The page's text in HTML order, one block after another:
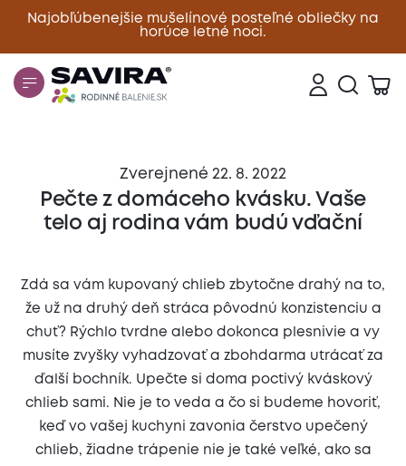
Najobľúbenejšie mušelínové posteľné obliečky na
horúce letné noci.
Zavrieť
Zverejnené 22. 8. 2022
Pečte z domáceho kvásku. Vaše
telo aj rodina vám budú vďační
Zdá sa vám kupovaný chlieb zbytočne drahý na to,
že už na druhý deň stráca pôvodnú konzistenciu a
chuť? Rýchlo tvrdne alebo dokonca plesnivie a vy
musíte zvyšky vyhadzovať a zbohdarma utrácať za
ďalší bochník. Upečte si doma poctivý kváskový
chlieb sami. Nie je to veda a čo si budeme hovoriť,
keď vo vašej kuchyni zavonia čerstvo upečený
chlieb, žiadne trápenie nie je také veľké, ako sa